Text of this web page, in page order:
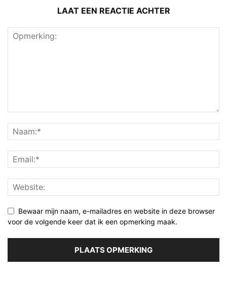
LAAT EEN REACTIE ACHTER
Bewaar mijn naam, e-mailadres en website in deze browser
voor de volgende keer dat ik een opmerking maak.